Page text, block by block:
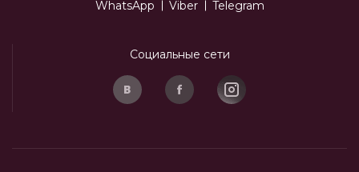
WhatsApp Viber Telegram
Социальные сети